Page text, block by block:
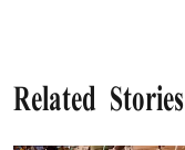
Related Stories